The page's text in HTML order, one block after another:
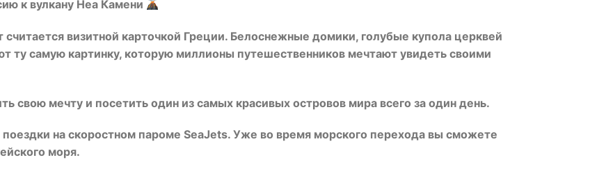
к вулкану Неа Камени
визитной карточкой Греции. Белоснежные домики, голубые купола церквей
ту самую картинку, которую миллионы путешественников мечтают увидеть своими
свою мечту и посетить один из самых красивых островов мира всего за один день.
на скоростном пароме SeaJets. Уже во время морского перехода вы сможете
моря.